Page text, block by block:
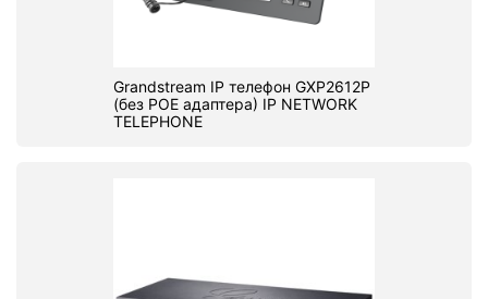
Grandstream IP телефон GXP2612P
(без POE адаптера) IP NETWORK
TELEPHONE